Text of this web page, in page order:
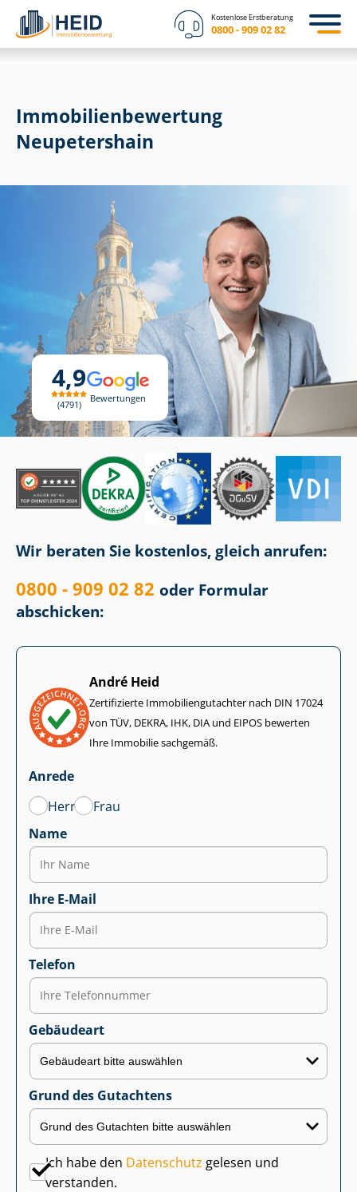
Kostenlose Erstberatung
0800 - 909 02 82
4,9
4791
Bewertungen
Immobilien­bewertung
Neupetershain
Wir beraten Sie kostenlos, gleich anrufen:
0800 - 909 02 82 oder Formular
abschicken:
André Heid
Zertifizierte Im­mo­bi­li­en­gut­ach­ter nach DIN 17024
von TÜV, DEKRA, IHK, DIA und EIPOS bewerten
Ihre Immobilie sachgemäß.
Anrede
Herr
Frau
Name
Ihre E-Mail
Telefon
Gebäudeart
Grund des Gutachtens
Ich habe den Datenschutz gelesen und
verstanden.